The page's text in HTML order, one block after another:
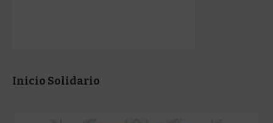
Inicio Solidario